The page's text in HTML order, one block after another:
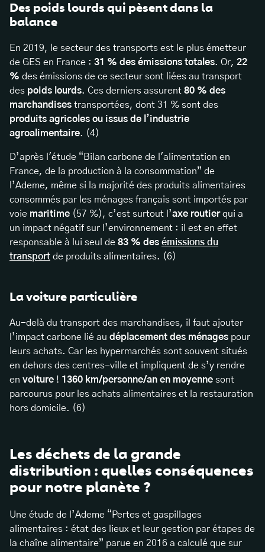
Des poids lourds qui pèsent dans la
balance
En 2019, le secteur des transports est le plus émetteur
de GES en France : 31 % des émissions totales. Or, 22
% des émissions de ce secteur sont liées au transport
des poids lourds. Ces derniers assurent 80 % des
marchandises transportées, dont 31 % sont des
produits agricoles ou issus de l’industrie
agroalimentaire. (4)
D’après l'étude “Bilan carbone de l'alimentation en
France, de la production à la consommation” de
l’Ademe, même si la majorité des produits alimentaires
consommés par les ménages français sont importés par
voie maritime (57 %), c’est surtout l’axe routierqui a
un impact négatif sur l’environnement : il est en effet
responsable à lui seul de 83 % des émissions du
transport de produits alimentaires. (6)
La voiture particulière
Au-delà du transport des marchandises, il faut ajouter
l’impact carbone lié au déplacement des ménages pour
leurs achats. Car les hypermarchés sont souvent situés
en dehors des centres-ville et impliquent de s’y rendre
en voiture ! 1360 km/personne/an en moyenne sont
parcourus pour les achats alimentaires et la restauration
hors domicile. (6)
Les déchets de la grande
distribution : quelles conséquences
pour notre planète ?
Une étude de l’Ademe “Pertes et gaspillages
alimentaires : état des lieux et leur gestion par étapes de
la chaîne alimentaire” parue en 2016 a calculé que sur